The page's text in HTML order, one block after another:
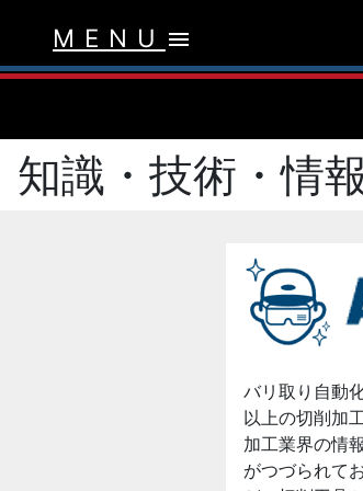
MENU menu
知識・技術・情
バリ取り自動
以上の切削加
加工業界の情
がつづられて